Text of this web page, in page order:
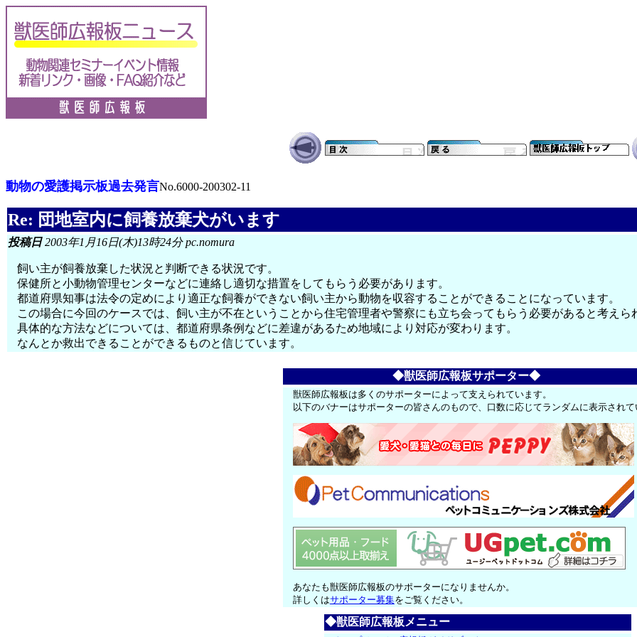
動物の愛護掲示板過去発言No.6000-200302-11
Re: 団地室内に飼養放棄犬がいます
投稿日2003年1月16日(木)13時24分 pc.nomura
飼い主が飼養放棄した状況と判断できる状況です。
保健所と小動物管理センターなどに連絡し適切な措置をしてもらう必要があります。
都道府県知事は法令の定めにより適正な飼養ができない飼い主から動物を収容することができることになっています。
この場合に今回のケースでは、飼い主が不在ということから住宅管理者や警察にも立ち会ってもらう必要があると考えら
具体的な方法などについては、都道府県条例などに差違があるため地域により対応が変わります。
なんとか救出できることができるものと信じています。
◆獣医師広報板サポーター◆
獣医師広報板は多くのサポーターによって支えられています。
以下のバナーはサポーターの皆さんのもので、口数に応じてランダムに表示され
あなたも獣医師広報板のサポーターになりませんか。
詳しくはサポーター募集をご覧ください。
◆獣医師広報板メニュー